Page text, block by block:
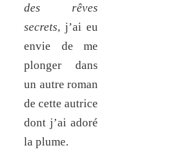
des rêves
secrets, j’ai eu
envie de me
plonger dans
un autre roman
de cette autrice
dont j’ai adoré
la plume.